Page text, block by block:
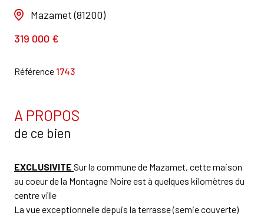
Mazamet (81200)
319 000 €
Référence 1743
A PROPOS
de ce bien
EXCLUSIVITE Sur la commune de Mazamet, cette maison
au coeur de la Montagne Noire est à quelques kilomètres du
centre ville
La vue exceptionnelle depuis la terrasse (semie couverte)